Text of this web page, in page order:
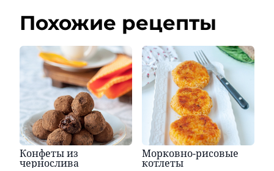
Похожие рецепты
Конфеты из
чернослива
Морковно-рисовые
котлеты